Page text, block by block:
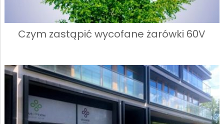
Czym zastąpić wycofane żarówki 60V